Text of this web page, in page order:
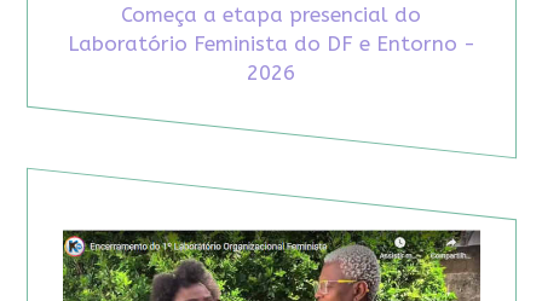
Começa a etapa presencial do
Laboratório Feminista do DF e Entorno -
2026